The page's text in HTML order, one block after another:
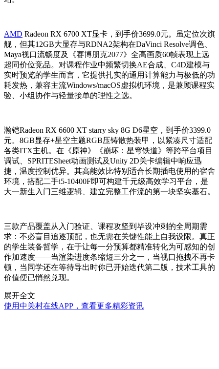
AMD Radeon RX 6700 XT显卡，到手价3699.0元。虽定位次旗
舰，但其12GB大显存与RDNA2架构在DaVinci Resolve调色、
Maya视口流畅度及《赛博朋克2077》全高画质60帧表现上远
超同价位竞品。对课程作业中频繁切换AE合成、C4D建模与
实时预览的学生而言，它提供扎实的通用计算能力与极低的功
耗发热，兼容主流Windows/macOS虚拟机环境，是兼顾课程实
验、小组协作与轻量接单的理性之选。
瀚铠Radeon RX 6600 XT starry sky 8G D6星空，到手价3399.0
元。8GB显存+星空主题RGB压铸散热装甲，以紧凑尺寸适配
各类ITX主机。在《原神》《崩坏：星穹铁道》等跨平台项目
调试、SPRITESheet动画测试及Unity 2D关卡编辑中响应迅
捷，温度控制优异。其高能效比特别适合长期插电使用的宿舍
环境，搭配二手i5-10400F即可构建千元级高效学习平台，是
大一新生入门三维逻辑、建立完整工作流的第一块坚实基石。
三款产品覆盖从入门验证、课程攻坚到毕设冲刺的全周期需
求：不必盲目追逐顶配，也无需在关键性能上自我设限。真正
的学生装备哲学，在于让每一分预算都精准转化为可感知的创
作加速度——当渲染进度条缩短三分之一，当视口拖拽不再卡
顿，当同学还在等待导出时你已开始迭代第二版，技术工具的
价值便已悄然兑现。
展开全文
使用中关村在线APP，查看更多精彩资讯